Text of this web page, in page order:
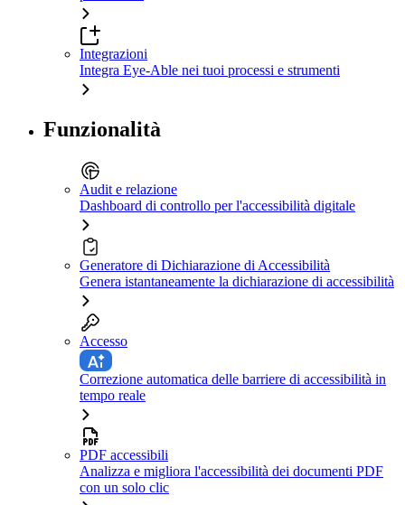
Integrazioni
Integra Eye-Able nei tuoi processi e strumenti
Funzionalità
Audit e relazione
Dashboard di controllo per l'accessibilità digitale
Generatore di Dichiarazione di Accessibilità
Genera istantaneamente la dichiarazione di accessibilità
Accesso
Correzione automatica delle barriere di accessibilità in
tempo reale
PDF accessibili
Analizza e migliora l'accessibilità dei documenti PDF
con un solo clic